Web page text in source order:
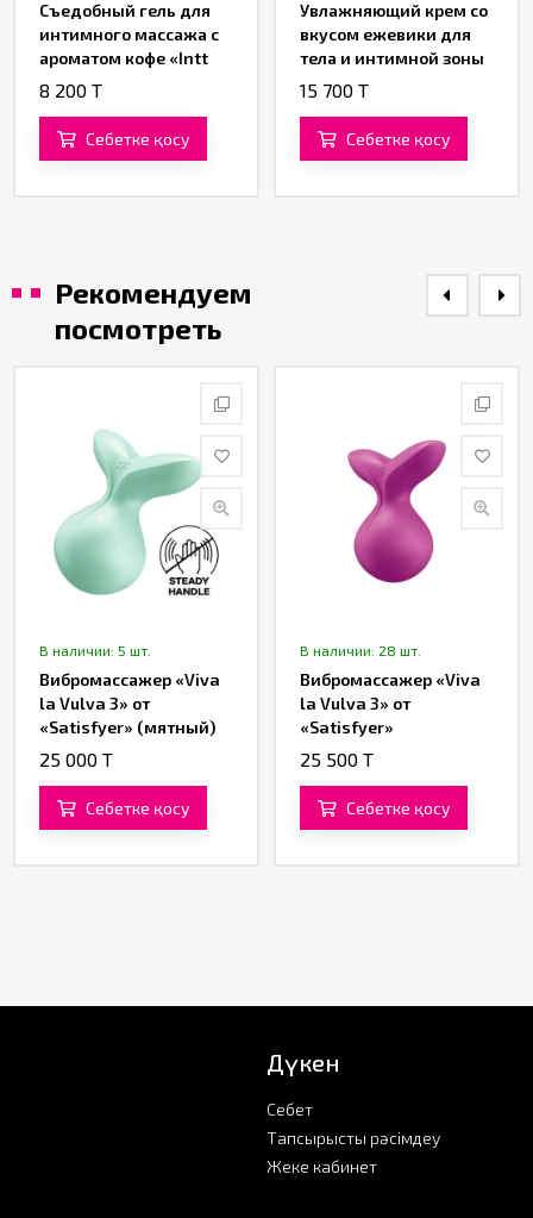
Съедобный гель для
интимного массажа с
ароматом кофе «Intt
Coffee Massage Gel» от
8 200 T
Себетке қосу
Увлажняющий крем со
вкусом ежевики для
тела и интимной зоны
«CREAMY ATTRACTION!»
15 700 T
Себетке қосу
Рекомендуем
посмотреть
В наличии: 5 шт.
Вибромассажер «Viva
la Vulva 3» от
«Satisfyer» (мятный)
25 000 T
Себетке қосу
В наличии: 28 шт.
Вибромассажер «Viva
la Vulva 3» от
«Satisfyer»
(фиолетовый)
25 500 T
Себетке қосу
Дүкен
Себет
Тапсырысты рәсімдеу
Жеке кабинет